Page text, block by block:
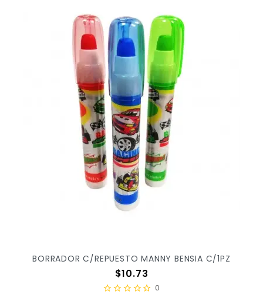
BORRADOR C/REPUESTO MANNY BENSIA C/1PZ
Precio
$10.73
0